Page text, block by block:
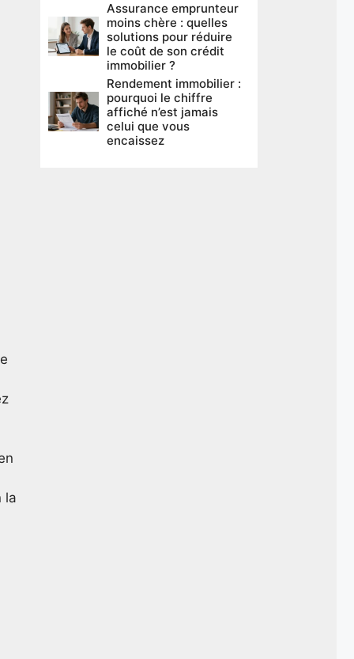
la
Assurance emprunteur
moins chère : quelles
solutions pour réduire
le coût de son crédit
immobilier ?
Rendement immobilier :
pourquoi le chiffre
affiché n’est jamais
celui que vous
encaissez